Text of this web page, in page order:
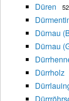
Düren
Dürnau
Dürnau
Dürrholz